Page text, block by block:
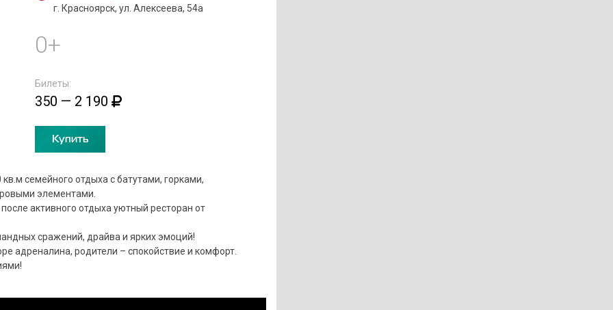
г. Красноярск, ул. Алексеева, 54а
0+
Билеты:
350 — 2 190
Купить
семейного отдыха с батутами, горками,
элементами.
активного отдыха уютный ресторан от
сражений, драйва и ярких эмоций!
адреналина, родители – спокойствие и комфорт.